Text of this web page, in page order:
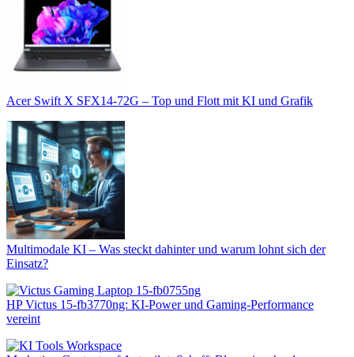
Acer Swift X SFX14-72G – Top und Flott mit KI und Grafik
Multimodale KI – Was steckt dahinter und warum lohnt sich der
Einsatz?
HP Victus 15-fb3770ng: KI-Power und Gaming-Performance
vereint